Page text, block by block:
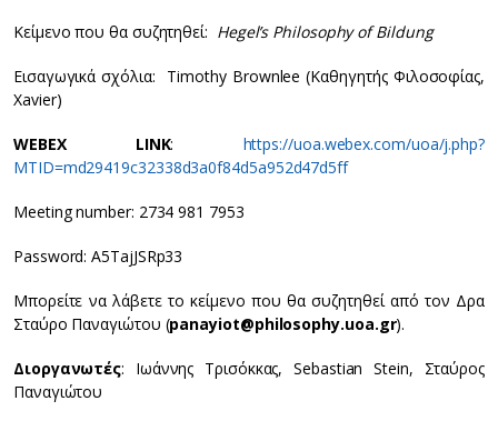
Κείμενο που θα συζητηθεί: Hegel’s Philosophy of Bildung
Εισαγωγικά σχόλια: Timothy Brownlee (Καθηγητής Φιλοσοφίας,
Xavier)
WEBEX LINK: https://uoa.webex.com/uoa/j.php?
MTID=md29419c32338d3a0f84d5a952d47d5ff
Meeting number: 2734 981 7953
Password: A5TajJSRp33
Μπορείτε να λάβετε το κείμενο που θα συζητηθεί από τον Δρα
Σταύρο Παναγιώτου (panayiot@philosophy.uoa.gr).
Διοργανωτές: Ιωάννης Τρισόκκας, Sebastian Stein, Σταύρος
Παναγιώτου